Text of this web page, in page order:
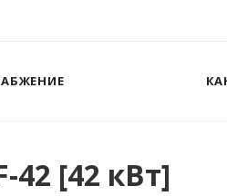
42 [42 кВт]